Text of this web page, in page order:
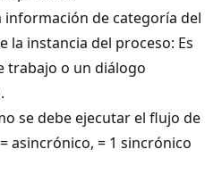
información de categoría del
la instancia del proceso: Es
trabajo o un diálogo
se debe ejecutar el flujo de
asincrónico, = 1 sincrónico